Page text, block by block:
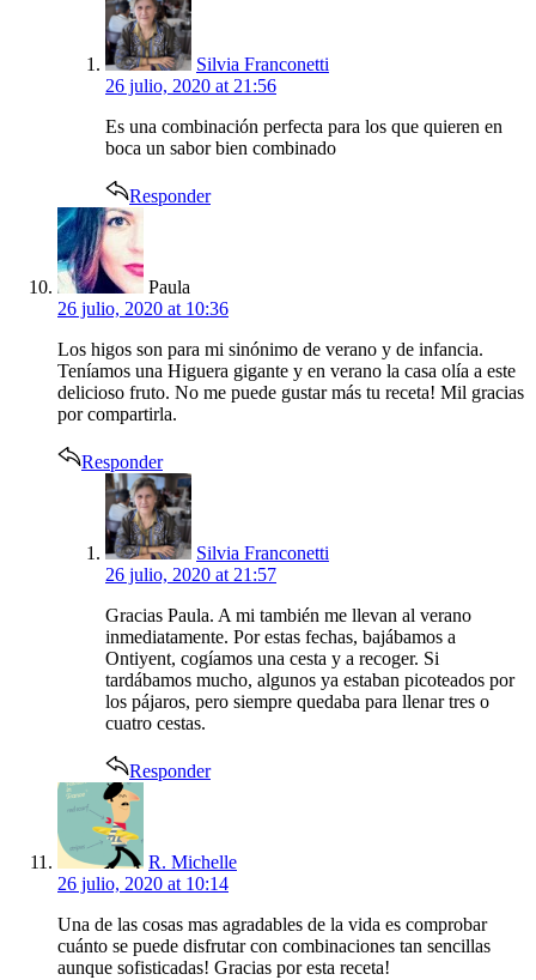
Silvia Franconetti
26 julio, 2020 at 21:56
Es una combinación perfecta para los que quieren en
boca un sabor bien combinado
Responder
Paula
26 julio, 2020 at 10:36
Los higos son para mi sinónimo de verano y de infancia.
Teníamos una Higuera gigante y en verano la casa olía a este
delicioso fruto. No me puede gustar más tu receta! Mil gracias
por compartirla.
Responder
says:
Silvia Franconetti
26 julio, 2020 at 21:57
Gracias Paula. A mi también me llevan al verano
inmediatamente. Por estas fechas, bajábamos a
Ontiyent, cogíamos una cesta y a recoger. Si
tardábamos mucho, algunos ya estaban picoteados por
los pájaros, pero siempre quedaba para llenar tres o
cuatro cestas.
Responder
R. Michelle
26 julio, 2020 at 10:14
Una de las cosas mas agradables de la vida es comprobar
cuánto se puede disfrutar con combinaciones tan sencillas
aunque sofisticadas! Gracias por esta receta!